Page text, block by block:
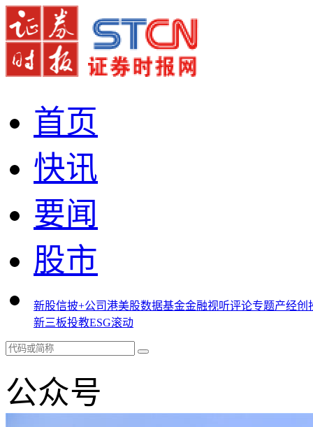
首页
快讯
要闻
股市
新股信披+公司港美股数据基金金融视听评论专题产经创
新三板投教ESG滚动
公众号